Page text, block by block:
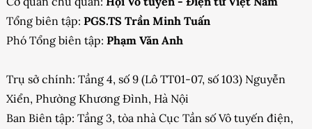
Tổng biên tập: PGS.TS Trần Minh Tuấn
Phó Tổng biên tập: Phạm Văn Anh
Trụ sở chính: Tầng 4, số 9 (Lô TT01-07, số 103) Nguyễn
Xiển, Phường Khương Đình, Hà Nội
Ban Biên tập: Tầng 3, tòa nhà Cục Tần số Vô tuyến điện,